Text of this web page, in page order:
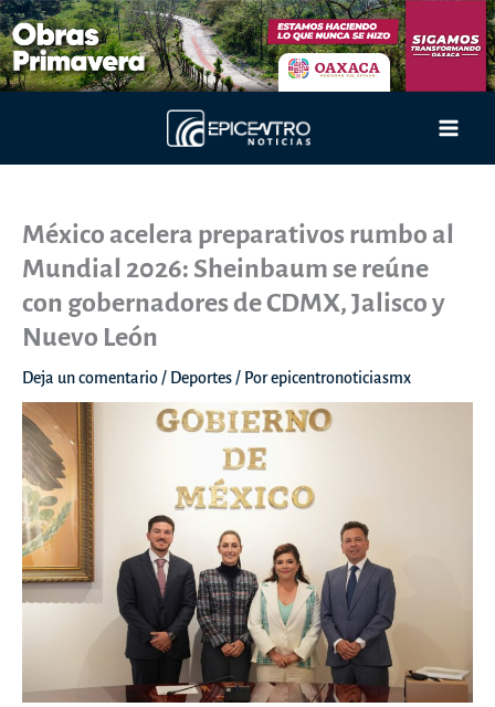
Ir
al
contenido
México acelera preparativos rumbo al
Mundial 2026: Sheinbaum se reúne
con gobernadores de CDMX, Jalisco y
Nuevo León
Deja un comentario/ Deportes/ Porepicentronoticiasmx